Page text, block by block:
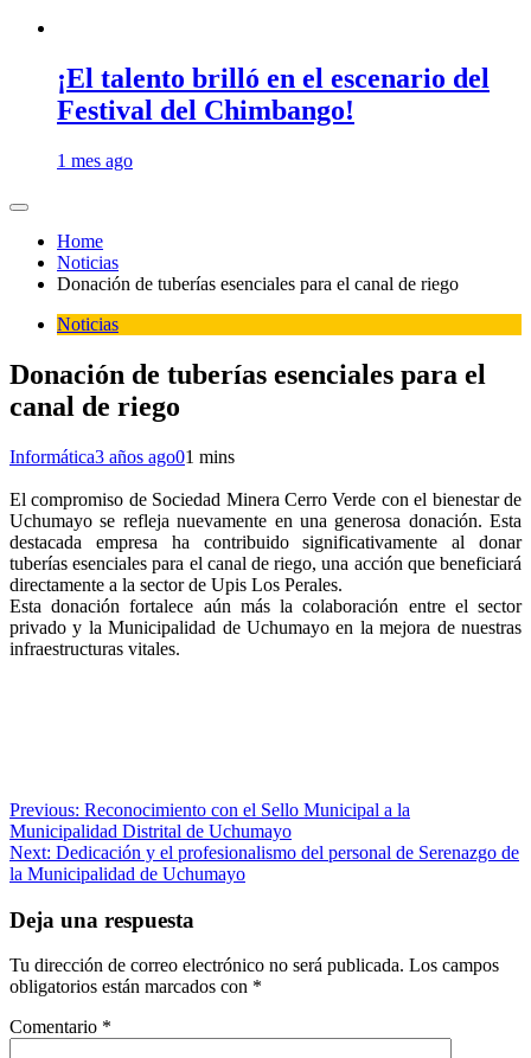
¡El talento brilló en el escenario del
Festival del Chimbango!
1 mes ago
Home
Noticias
Donación de tuberías esenciales para el canal de riego
Noticias
Donación de tuberías esenciales para el
canal de riego
Informática3 años ago01 mins
El compromiso de Sociedad Minera Cerro Verde con el bienestar de
Uchumayo se refleja nuevamente en una generosa donación. Esta
destacada empresa ha contribuido significativamente al donar
tuberías esenciales para el canal de riego, una acción que beneficiará
directamente a la sector de Upis Los Perales.
Esta donación fortalece aún más la colaboración entre el sector
privado y la Municipalidad de Uchumayo en la mejora de nuestras
infraestructuras vitales.
Navegación
de
entradas
Previous: Reconocimiento con el Sello Municipal a la
Municipalidad Distrital de Uchumayo
Next: Dedicación y el profesionalismo del personal de Serenazgo de
la Municipalidad de Uchumayo
Deja una respuesta
Tu dirección de correo electrónico no será publicada. Los campos
obligatorios están marcados con *
Comentario *